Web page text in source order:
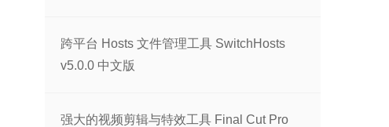
跨平台 Hosts 文件管理工具 SwitchHosts
v5.0.0 中文版
强大的视频剪辑与特效工具 Final Cut Pro